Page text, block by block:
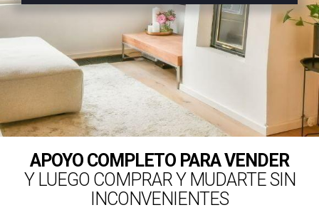
APOYO COMPLETO PARA VENDER
Y LUEGO COMPRAR Y MUDARTE SIN
INCONVENIENTES